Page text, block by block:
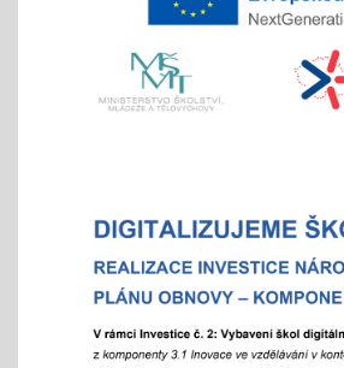
nabízíme individuální prohlídky
"Každý jinak, ale všichni se
25.11.2025